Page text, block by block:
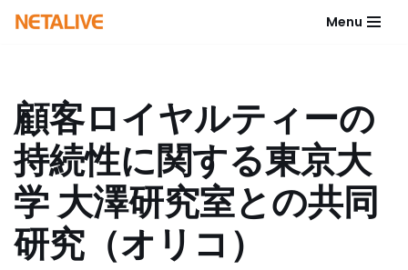
ン
ツ
へ
ス
キ
ッ
プ
Menu
顧客ロイヤルティーの
持続性に関する東京大
学 大澤研究室との共同
研究（オリコ）